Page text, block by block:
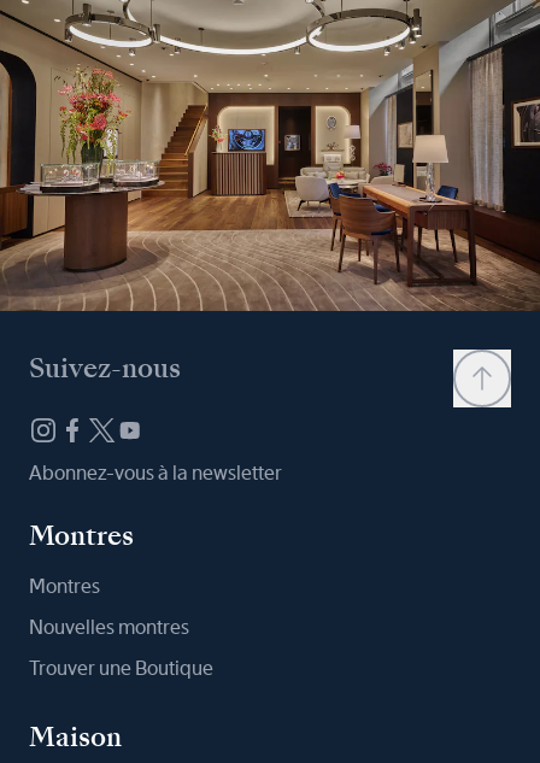
Suivez-nous
Abonnez-vous à la newsletter
Montres
Montres
Nouvelles montres
Trouver une Boutique
Maison